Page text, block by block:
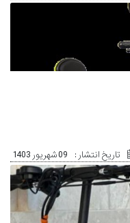
تاریخ انتشار : 09 شهریور 1403